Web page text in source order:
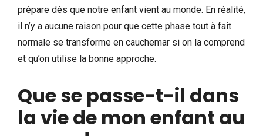
prépare dès que notre enfant vient au monde. En réalité,
il n’y a aucune raison pour que cette phase tout à fait
normale se transforme en cauchemar si on la comprend
et qu’on utilise la bonne approche.
Que se passe-t-il dans
la vie de mon enfant au